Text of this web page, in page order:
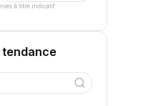
à titre indicatif